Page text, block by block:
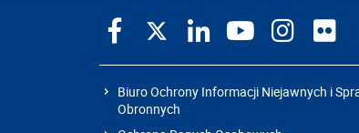
Biuro Ochrony Informacji Niejawnych i
Obronnych